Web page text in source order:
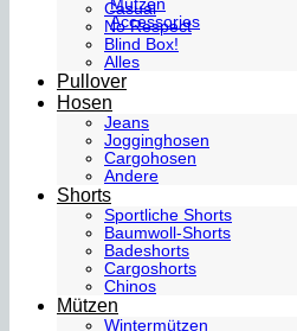
Mützen
Accessories
Casual
No Respect
Blind Box!
Alles
Pullover
Hosen
Jeans
Jogginghosen
Cargohosen
Andere
Shorts
Sportliche Shorts
Baumwoll-Shorts
Badeshorts
Cargoshorts
Chinos
Mützen
Wintermützen